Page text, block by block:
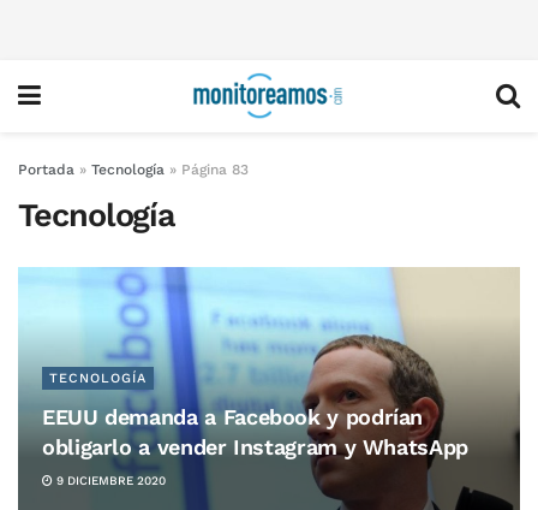
Portada » Tecnología » Página 83
Tecnología
TECNOLOGÍA
EEUU demanda a Facebook y podrían
obligarlo a vender Instagram y WhatsApp
9 DICIEMBRE 2020